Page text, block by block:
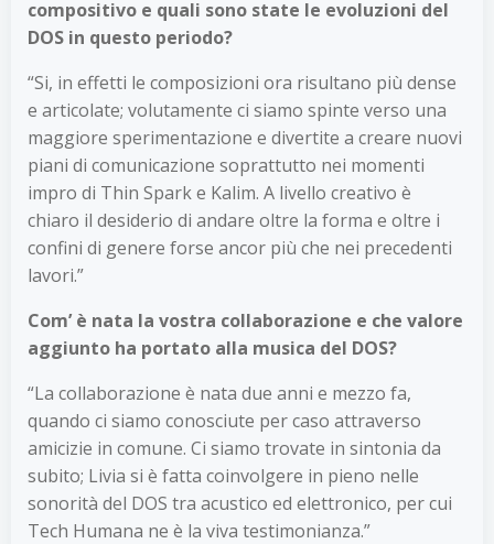
compositivo e quali sono state le evoluzioni del
DOS in questo periodo?
“Si, in effetti le composizioni ora risultano più dense
e articolate; volutamente ci siamo spinte verso una
maggiore sperimentazione e divertite a creare nuovi
piani di comunicazione soprattutto nei momenti
impro di Thin Spark e Kalim. A livello creativo è
chiaro il desiderio di andare oltre la forma e oltre i
confini di genere forse ancor più che nei precedenti
lavori.”
Com’ è nata la vostra collaborazione e che valore
aggiunto ha portato alla musica del DOS?
“La collaborazione è nata due anni e mezzo fa,
quando ci siamo conosciute per caso attraverso
amicizie in comune. Ci siamo trovate in sintonia da
subito; Livia si è fatta coinvolgere in pieno nelle
sonorità del DOS tra acustico ed elettronico, per cui
Tech Humana ne è la viva testimonianza.”